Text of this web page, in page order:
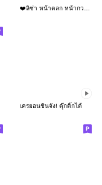
เครยอนชินจัง! ดุ๊กดิ๊กได้